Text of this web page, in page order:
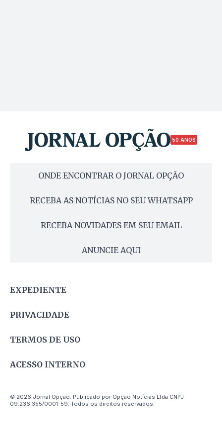
50 ANOS
ONDE ENCONTRAR O JORNAL OPÇÃO
RECEBA AS NOTÍCIAS NO SEU WHATSAPP
RECEBA NOVIDADES EM SEU EMAIL
ANUNCIE AQUI
EXPEDIENTE
PRIVACIDADE
TERMOS DE USO
ACESSO INTERNO
© 2026 Jornal Opção. Publicado por Opção Notícias Ltda CNPJ
09.236.355/0001-59. Todos os direitos reservados.